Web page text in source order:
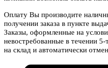
Оплату Вы производите
получении заказа в пункте
Заказы, оформленные на
невостребованные в течении
на склад и автоматически